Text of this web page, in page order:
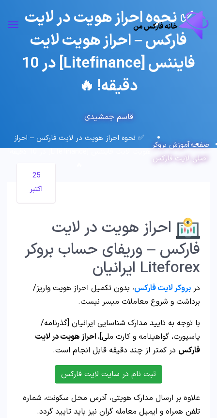
✅ نحوه احراز هویت در لایت
فارکس – احراز هویت لایت
فایننس [Litefinance] در 10
دقیقه! 🔥
قاسم جمشیدی
صفحه
اصلی
آموزش بروکر
لایت فارکس
✅ نحوه احراز هویت در لایت فارکس – احراز
هویت لایت فایننس [Litefinance] در 10 دقیقه!
25
اکتبر
احراز هویت در لایت
فارکس – وریفای حساب بروکر
Liteforex ایرانیان
در بروکر لایت فارکس، بدون تکمیل احراز هویت واریز/
برداشت و شروع معاملات میسر نیست.
با توجه به تایید مدارک شناسایی ایرانیان [گذرنامه/
پاسپورت، گواهینامه و کارت ملی]، احراز هویت در لایت
فارکس در کمتر از چند دقیقه قابل انجام است.
ثبت نام در سایت لایت فارکس
علاوه بر ارسال مدارک هویتی، آدرس محل سکونت، شماره
تلفن همراه و ایمیل معامله گران نیز باید تایید گردد.